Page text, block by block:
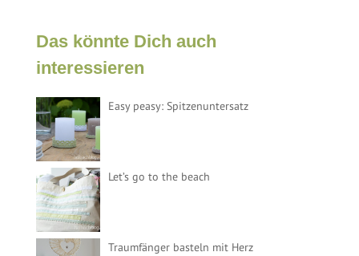
Das könnte Dich auch
interessieren
Easy peasy: Spitzenuntersatz
Let’s go to the beach
Traumfänger basteln mit Herz